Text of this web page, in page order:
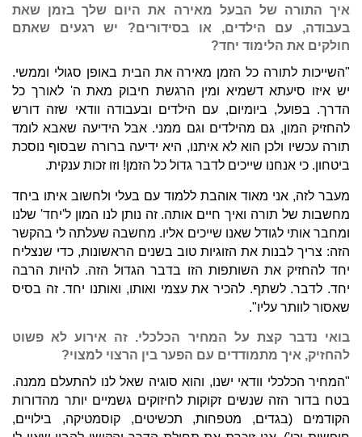
איך התורה של הבעל מאירה את היום שלך בזמן שאת
בעבודה, עם הילדים, או בסידורים? יש רגעים שאתם
חולקים את הלימוד יחד?
"השייכות לתורה כל הזמן מאירה את הבית באופן סגולי וממשי.
יש איזו סיעתא דשמיא ומין הרגשת חיבוק מאת ה' לאורך כל
הדרך. בפועל, ביומיום, עם הילדים ובעבודה וודאי שזה דורש
להחזיק המון, גם מהילדים וגם ממני. אבל הידיעה שאבא לומד
תורה עכשיו ולכן הוא לא איתנו, היא ידיעה ברורה שבסוף נוסכת
ביטחון. כי אנחנו שייכים לדבר גדול כל הזמן! וזו זכות ענקית.
מעבר לזה, אני מאוד אוהבת ללמוד עם בעלי ולחשוב איתו ביחד
מחשבות של תורה ואיך חיים אותה. זה נותן לנו המון ל'יחד' שלנו
ומחבר אותי לגודל שאנו שייכים אליו. מחשבה שעלתה לי בהקשר
הזה: צריך לבנות את הזוגיות טוב בשנים הראשונות, כדי שנצליח
יחד להחזיק את השותפות הזו בדבר הגדול הזה. להיות הרבה
יחד. לדבר. לשתף. להכיר את עצמי ואותו, ואותנו יחד. זה בסיס
שאסור לוותר עליו".
בואי נדבר קצת על המחיר הכלכלי. זה אירוע לא פשוט
להחזיק, איך מתמודדים עם הפער בין הרצוי למצוי?
"המחיר הכלכלי וודאי ישנו, והוא סוגיה שאל לנו להתעלם ממנה.
בטח בדור הזה שנשים זקוקות לחיזוקים גשמיים יותר מהדורות
הקודמים (בגדים, מטפחות, תכשיטים, קוסמטיקה, בילויים,